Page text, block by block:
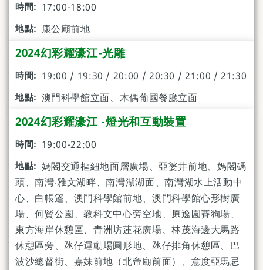
17:00-18:00
康公廟前地
2024幻彩耀濠江-光雕
19:00 / 19:30 / 20:00 / 20:30 / 21:00 / 21:30
澳門科學館立面、木偶葡國餐廳立面
2024幻彩耀濠江 -燈光和互動裝置
19:00-22:00
媽閣交通樞紐地面層廣場、亞婆井前地、媽閣碼
頭、南灣‧雅文湖畔、南灣湖湖面、南灣湖水上活動中
心、白帳篷、澳門科學館前地、澳門科學館心形樹廣
場、何賢公園、教科文中心旁空地、原逸園賽狗場、
東方海岸休憩區、青洲坊蓮花廣場、林茂海邊大馬路
休憩區旁、氹仔運動場圓形地、氹仔排角休憩區、巴
波沙總督街、嘉妹前地（北帝廟前面）、意度亞馬忌